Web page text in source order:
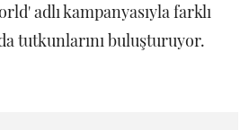
adlı kampanyasıyla farklı
tutkunlarını buluşturuyor.